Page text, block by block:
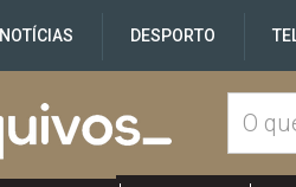
NOTÍCIAS DESPORTO